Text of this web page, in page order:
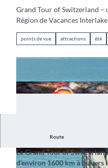
Grand Tour of Switzerland –
Région de Vacances
points de vue attractions été
© Schweiz Tourismus, Interlaken Tourismus |
CC-BY-
Route
Découvrez l’itinéraire
Le Grand Tour of
d’environ 1600 km à travers